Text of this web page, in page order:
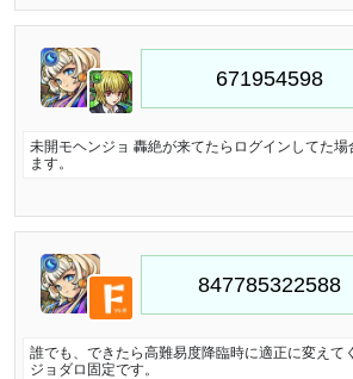
未開モヘンジョ 轟絶が来てたらログインしてた
ます。
誰でも、できたら高難易度降臨時に適正に変えて
ジョダロ固定です。